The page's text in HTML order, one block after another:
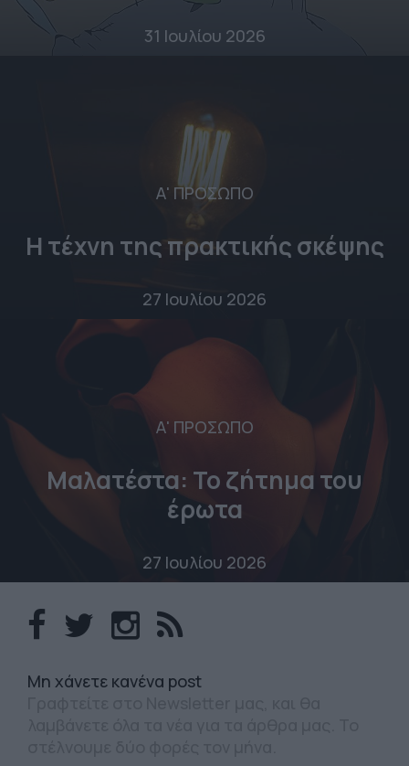
31 Ιουλίου 2026
Α' ΠΡΟΣΩΠΟ
Η τέχνη της πρακτικής σκέψης
27 Ιουλίου 2026
Α' ΠΡΟΣΩΠΟ
Μαλατέστα: Το ζήτημα του
έρωτα
27 Ιουλίου 2026
Mη χάνετε κανένα post